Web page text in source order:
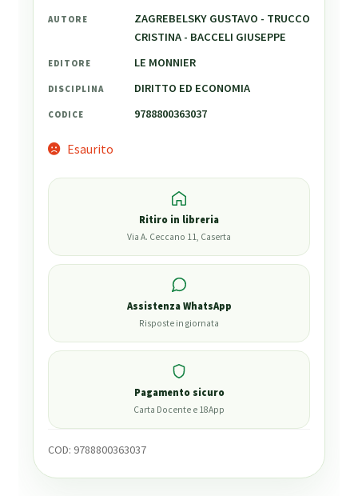
AUTORE
ZAGREBELSKY GUSTAVO - TRUCCO
CRISTINA - BACCELI GIUSEPPE
EDITORE LE MONNIER
DISCIPLINA DIRITTO ED ECONOMIA
CODICE 9788800363037
Esaurito
Ritiro in libreria
Via A. Ceccano 11, Caserta
Assistenza WhatsApp
Risposte in giornata
Pagamento sicuro
Carta Docente e 18App
COD: 9788800363037